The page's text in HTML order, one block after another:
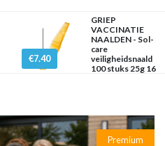
€7.40
GRIEP
VACCINATIE
NAALDEN - Sol-
care
veiligheidsnaald
100 stuks 25g 16
Premium